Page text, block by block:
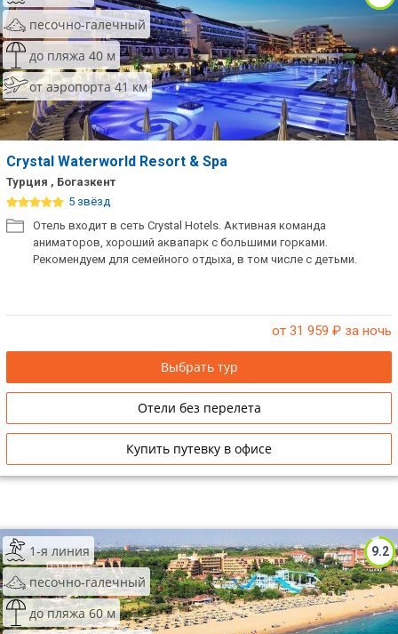
песочно-галечный
до пляжа 40 м
от аэропорта 41 км
Crystal Waterworld Resort & Spa
Турция , Богазкент
5 звёзд
Отель входит в сеть Crystal Hotels. Активная команда
аниматоров, хороший аквапарк с большими горками.
Рекомендуем для семейного отдыха, в том числе с детьми.
от 31 959 ₽ за ночь
Выбрать тур
Отели без перелета
Купить путевку в офисе
9.2
1-я линия
песочно-галечный
до пляжа 60 м